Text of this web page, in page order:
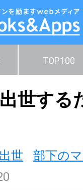
TOP100
世する
出世
部下の